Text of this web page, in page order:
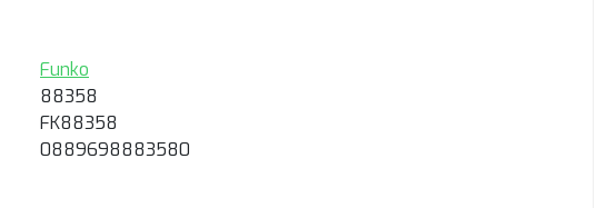
Funko
88358
FK88358
0889698883580